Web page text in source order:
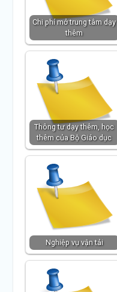
Chi phí mở trung tâm dạy
thêm
Thông tư dạy thêm, học
thêm của Bộ Giáo dục
Nghiệp vụ vận tải